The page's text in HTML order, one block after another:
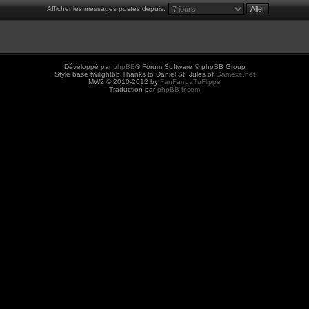
Afficher les messages postés depuis:
Développé par phpBB® Forum Software © phpBB Group
Style base twilightbb Thanks to Daniel St. Jules of Gamexe.net
MW2 © 2010-2012 by FanFanLaTuFlippe
Traduction par phpBB-fr.com